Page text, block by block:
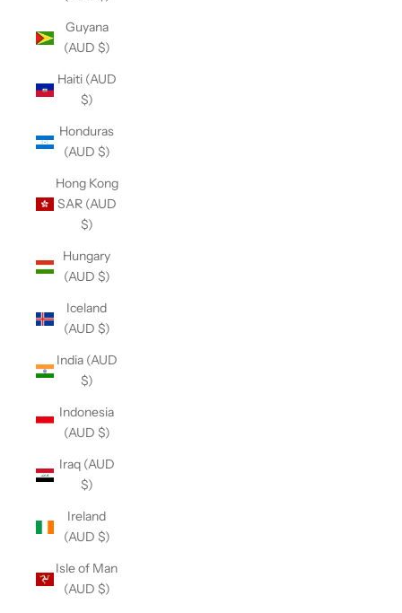
Guyana
(AUD $)
Haiti (AUD
$)
Honduras
(AUD $)
Hong Kong
SAR (AUD
$)
Hungary
(AUD $)
Iceland
(AUD $)
India (AUD
$)
Indonesia
(AUD $)
Iraq (AUD
$)
Ireland
(AUD $)
Isle of Man
(AUD $)